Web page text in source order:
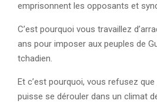
emprisonnent les opposants et
C’est pourquoi vous travaillez
ans pour imposer aux peuples de
tchadien.
Et c’est pourquoi, vous refusez que
puisse se dérouler dans un climat